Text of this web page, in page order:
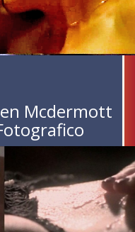
Mcdermott